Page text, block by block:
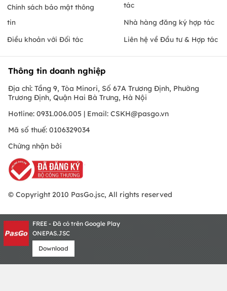
Chính sách bảo mật thông
tin
Điều khoản với Đối tác
tác
Nhà hàng đăng ký hợp tác
Liên hệ về Đầu tư & Hợp tác
Thông tin doanh nghiệp
Địa chỉ: Tầng 9, Tòa Minori, Số 67A Trương Định, Phường
Trương Định, Quận Hai Bà Trưng, Hà Nội
Hotline: 0931.006.005 | Email: CSKH@pasgo.vn
Mã số thuế: 0106329034
Chứng nhận bởi
© Copyright 2010 PasGo.jsc, All rights reserved
FREE - Đã có trên Google Play
ONEPAS.JSC
Download